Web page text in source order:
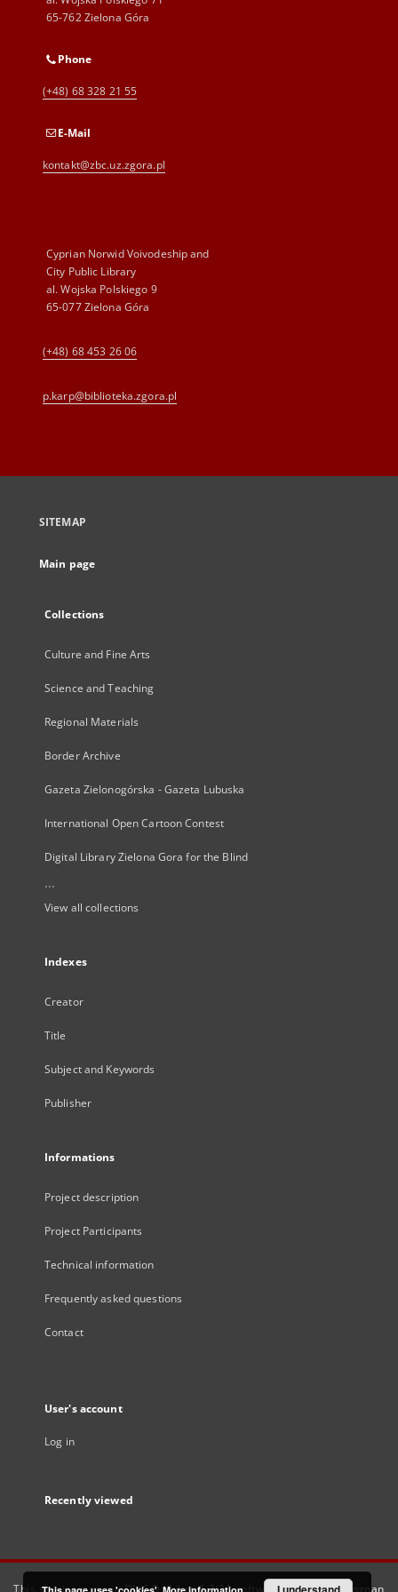
65-762 Zielona Góra
Phone
(+48) 68 328 21 55
E-Mail
kontakt@zbc.uz.zgora.pl
Cyprian Norwid Voivodeship and
City Public Library
al. Wojska Polskiego 9
65-077 Zielona Góra
(+48) 68 453 26 06
p.karp@biblioteka.zgora.pl
SITEMAP
Main page
Collections
Culture and Fine Arts
Science and Teaching
Regional Materials
Border Archive
Gazeta Zielonogórska - Gazeta Lubuska
International Open Cartoon Contest
Digital Library Zielona Gora for the Blind
...
View all collections
Indexes
Creator
Title
Subject and Keywords
Publisher
Informations
Project description
Project Participants
Technical information
Frequently asked questions
Contact
User's account
Log in
Recently viewed
This service runs onDInGO dLibra 6.3.21software created by Poznan